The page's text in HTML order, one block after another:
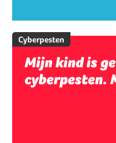
Cyberpesten
Mijn kind is
cyberpesten.